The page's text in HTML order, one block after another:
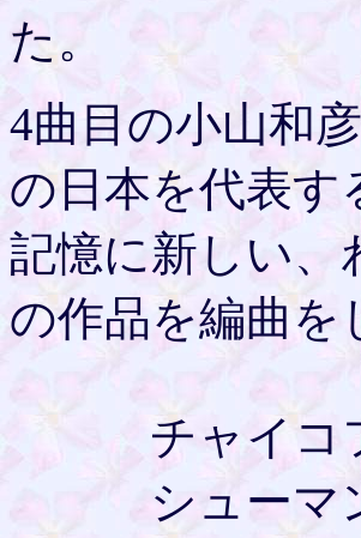
た。
4曲目の小山和
の日本を代表す
記憶に新しい、
の作品を編曲を
チャイコフ
シューマン/